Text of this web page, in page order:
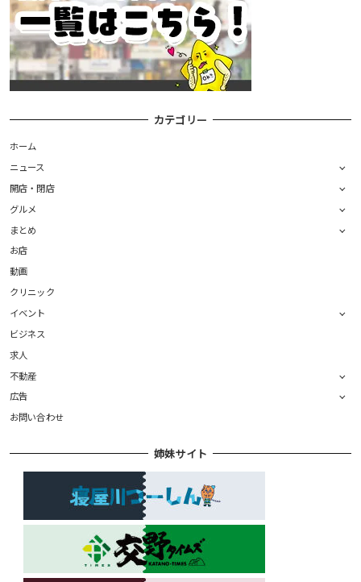
カテゴリー
ホーム
ニュース
開店・閉店
グルメ
まとめ
お店
動画
クリニック
イベント
ビジネス
求人
不動産
広告
お問い合わせ
姉妹サイト